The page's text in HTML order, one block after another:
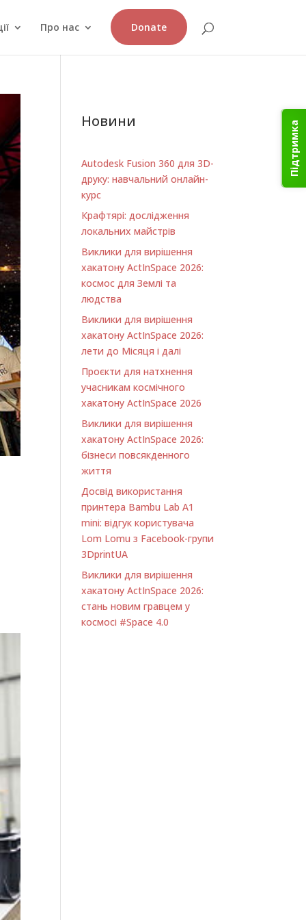
Підтримка
Про нас Donate
Новини
Autodesk Fusion 360 для 3D-
друку: навчальний онлайн-
курс
Крафтярі: дослідження
локальних майстрів
Виклики для вирішення
хакатону ActInSpace 2026:
космос для Землі та
людства
Виклики для вирішення
хакатону ActInSpace 2026:
лети до Місяця і далі
Проєкти для натхнення
учасникам космічного
хакатону ActInSpace 2026
Виклики для вирішення
хакатону ActInSpace 2026:
бізнеси повсякденного
життя
Досвід використання
принтера Bambu Lab A1
minі: відгук користувача
Lom Lomu з Facebook-групи
3DprintUA
Виклики для вирішення
хакатону ActInSpace 2026:
стань новим гравцем у
космосі #Space 4.0